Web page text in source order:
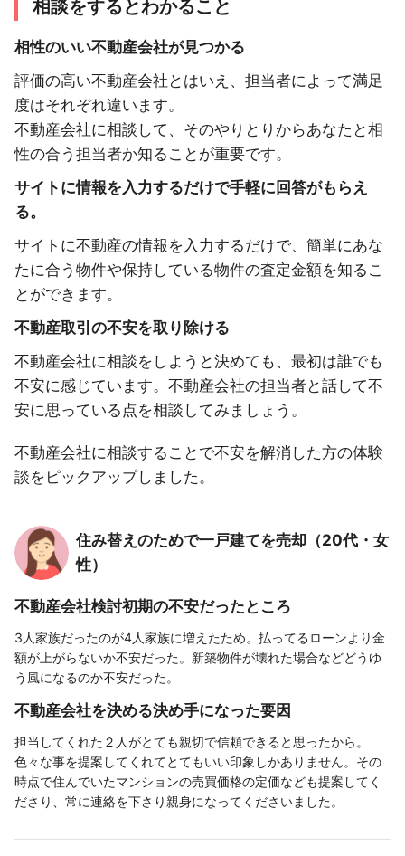
相談をするとわかること
相性のいい不動産会社が見つかる
評価の高い不動産会社とはいえ、担当者によって満足
度はそれぞれ違います。
不動産会社に相談して、そのやりとりからあなたと相
性の合う担当者か知ることが重要です。
サイトに情報を入力するだけで手軽に回答がもらえ
る。
サイトに不動産の情報を入力するだけで、簡単にあな
たに合う物件や保持している物件の査定金額を知るこ
とができます。
不動産取引の不安を取り除ける
不動産会社に相談をしようと決めても、最初は誰でも
不安に感じています。不動産会社の担当者と話して不
安に思っている点を相談してみましょう。
不動産会社に相談することで不安を解消した方の体験
談をピックアップしました。
住み替えのためで一戸建てを売却（20代・女
性）
不動産会社検討初期の不安だったところ
3人家族だったのが4人家族に増えたため。払ってるローンより金
額が上がらないか不安だった。新築物件が壊れた場合などどうゆ
う風になるのか不安だった。
不動産会社を決める決め手になった要因
担当してくれた２人がとても親切で信頼できると思ったから。
色々な事を提案してくれてとてもいい印象しかありません。その
時点で住んでいたマンションの売買価格の定価なども提案してく
ださり、常に連絡を下さり親身になってくださいました。